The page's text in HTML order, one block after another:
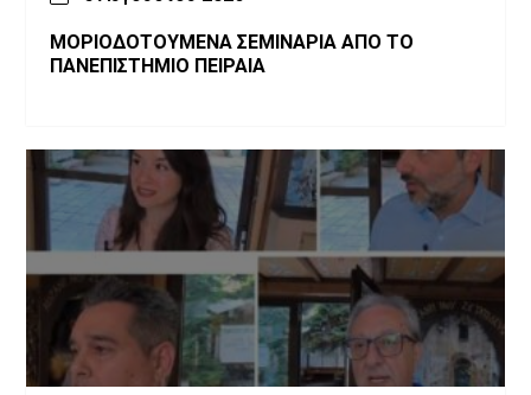
ΜΟΡΙΟΔΟΤΟΥΜΕΝΑ ΣΕΜΙΝΑΡΙΑ ΑΠΟ ΤΟ
ΠΑΝΕΠΙΣΤΗΜΙΟ ΠΕΙΡΑΙΑ